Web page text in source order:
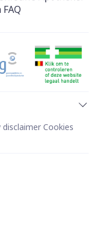
FAQ
disclaimer Cookies